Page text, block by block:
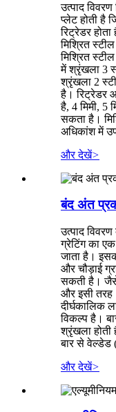
उत्पाद
प्लेट होती है
रिट्रेडर
मिश्रित
मिश्रित
में श्रृंखला 3
श्रृंखला 2
है। रिट्रेडर
है, 4 मिमी, 5
सकता है।
अधिकांश में
और देखें>
बंद अंत
उत्पाद
ग्रेटिंग का
जाता है।
और चौड़ाई
सकती है।
और इसी
दीर्घकालिक
विकल्प है।
श्रृंखला होती
बार से वेल्डेड
और देखें>